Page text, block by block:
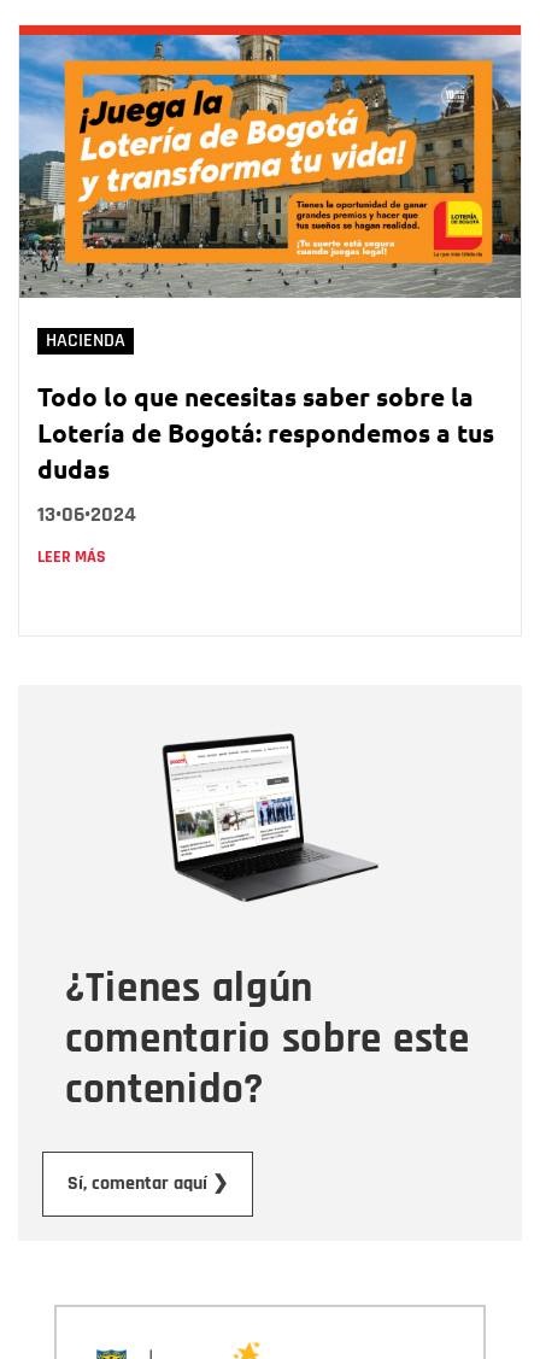
HACIENDA
Todo lo que necesitas saber sobre la
Lotería de Bogotá: respondemos a tus
dudas
13•06•2024
LEER MÁS
¿Tienes algún
comentario sobre este
contenido?
Sí, comentar aquí ❯
Correo electrónico
Tipo de comentario
Mensaje